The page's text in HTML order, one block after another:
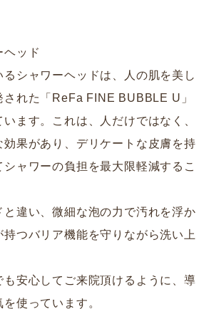
ヘッド
シャワーヘッドは、人の肌を美し
された「ReFa FINE BUBBLE U」
ます。これは、人だけではなく、
果があり、デリケートな皮膚を持
ャワーの負担を最大限軽減するこ
違い、微細な泡の力で汚れを浮か
つバリア機能を守りながら洗い上
も安心してご来院頂けるように、導
使っています。